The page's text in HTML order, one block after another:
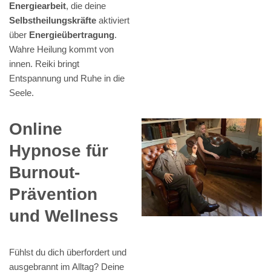
Energiearbeit, die deine
Selbstheilungskräfte aktiviert
über Energieübertragung.
Wahre Heilung kommt von
innen. Reiki bringt
Entspannung und Ruhe in die
Seele.
Online
Hypnose für
Burnout-
Prävention
und Wellness
Fühlst du dich überfordert und
ausgebrannt im Alltag? Deine